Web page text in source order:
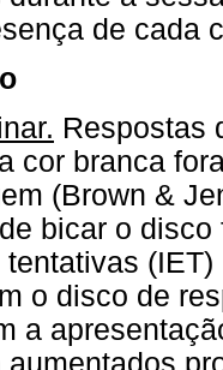
de cada
Respostas
cor branca
(Brown &
bicar o
o disco de
a